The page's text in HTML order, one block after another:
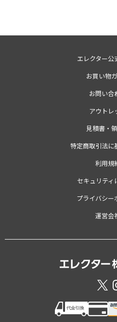
エレクター公
お買い物
お問い合
アウトレ
見積書・
特定商取引法に
利用規
セキュリティ
プライバシー
運営会